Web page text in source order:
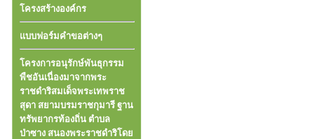
โครงสร้างองค์กร
แบบฟอร์มคำขอต่างๆ
โครงการอนุรักษ์พันธุกรรม
พืชอันเนื่องมาจากพระ
ราชดำริสมเด็จพระเทพราช
สุดา สยามบรมราชกุมารี ฐาน
ทรัพยากรท้องถิ่น ตำบล
ป่าซาง สนองพระราชดำริโดย